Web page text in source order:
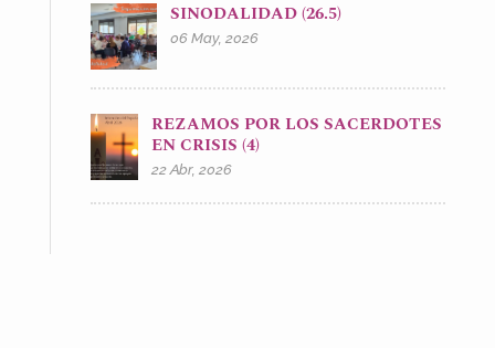
SINODALIDAD (26.5)
06 May, 2026
REZAMOS POR LOS SACERDOTES
EN CRISIS (4)
22 Abr, 2026